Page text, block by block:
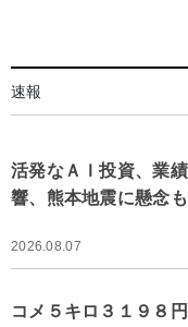
速報
活発なＡＩ投資、業
響、熊本地震に懸念
2026.08.07
コメ５キロ３１９８